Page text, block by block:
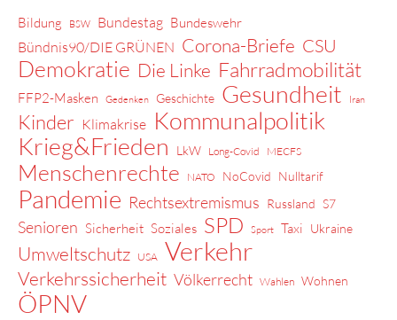
Bildung BSW Bundestag Bundeswehr
Bündnis90/DIE GRÜNEN Corona-Briefe CSU
Demokratie Die Linke Fahrradmobilität
FFP2-Masken Gedenken Geschichte Gesundheit Iran
Kinder Klimakrise Kommunalpolitik
Krieg&Frieden
LkW Long-Covid MECFS
Menschenrechte NATO NoCovid Nulltarif
Pandemie Rechtsextremismus Russland S7
Senioren Sicherheit Soziales SPD Sport Taxi Ukraine
Umweltschutz USA Verkehr
Verkehrssicherheit Völkerrecht Wahlen Wohnen
ÖPNV